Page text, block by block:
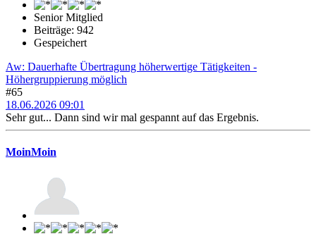
Senior Mitglied
Beiträge: 942
Gespeichert
Aw: Dauerhafte Übertragung höherwertige Tätigkeiten -
Höhergruppierung möglich
#65
18.06.2026 09:01
Sehr gut... Dann sind wir mal gespannt auf das Ergebnis.
MoinMoin